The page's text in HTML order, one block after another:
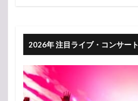
2026年 注目ライブ・コンサート